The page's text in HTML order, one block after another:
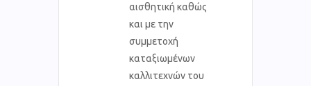
αισθητική καθώς
και με την
συμμετοχή
καταξιωμένων
καλλιτεχνών του